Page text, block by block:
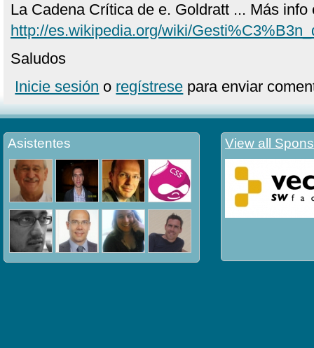
La Cadena Crítica de e. Goldratt ... Más info
http://es.wikipedia.org/wiki/
Saludos
Inicie sesión o regístrese para enviar
Asistentes View all